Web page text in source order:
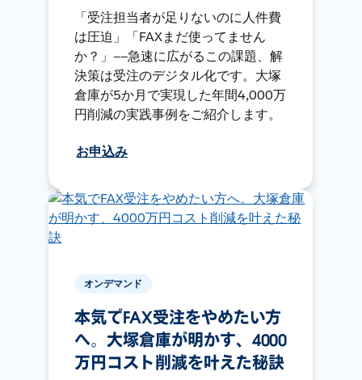
「受注担当者が足りないのに人件費
は圧迫」「FAXまだ使ってません
か？」——急速に広がるこの課題、解
決策は受注のデジタル化です。大塚
倉庫が5か月で実現した年間4,000万
円削減の実践事例をご紹介します。
お申込み
オンデマンド
本気でFAX受注をやめたい方
へ。大塚倉庫が明かす、4000
万円コスト削減を叶えた秘訣